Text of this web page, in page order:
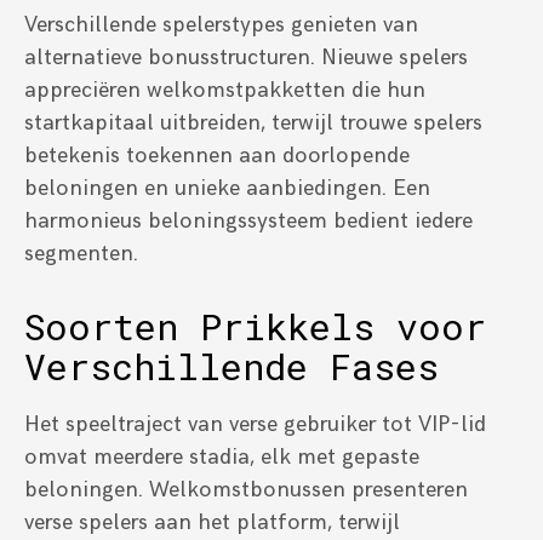
Verschillende spelerstypes genieten van
alternatieve bonusstructuren. Nieuwe spelers
appreciëren welkomstpakketten die hun
startkapitaal uitbreiden, terwijl trouwe spelers
betekenis toekennen aan doorlopende
beloningen en unieke aanbiedingen. Een
harmonieus beloningssysteem bedient iedere
segmenten.
Soorten Prikkels voor
Verschillende Fases
Het speeltraject van verse gebruiker tot VIP-lid
omvat meerdere stadia, elk met gepaste
beloningen. Welkomstbonussen presenteren
verse spelers aan het platform, terwijl